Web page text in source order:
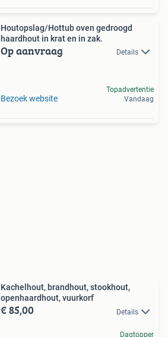
Houtopslag/Hottub oven gedroogd
haardhout in krat en in zak.
Op aanvraag Details
Bezoek website
Topadvertentie
Vandaag
Kachelhout, brandhout, stookhout,
openhaardhout, vuurkorf
€ 85,00 Details
Dagtopper